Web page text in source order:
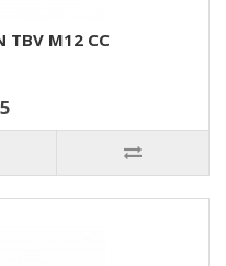
TBV M12 CC